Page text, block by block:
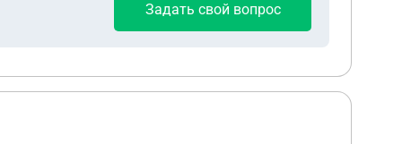
Задать свой вопрос